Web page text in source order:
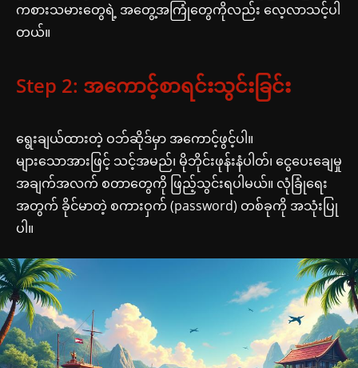
ကစားသမားတွေရဲ့ အတွေ့အကြုံတွေကိုလည်း လေ့လာသင့်ပါ
တယ်။
Step 2: အကောင့်စာရင်းသွင်းခြင်း
ရွေးချယ်ထားတဲ့ ဝဘ်ဆိုဒ်မှာ အကောင့်ဖွင့်ပါ။
များသောအားဖြင့် သင့်အမည်၊ မိုဘိုင်းဖုန်းနံပါတ်၊ ငွေပေးချေမှု
အချက်အလက် စတာတွေကို ဖြည့်သွင်းရပါမယ်။ လုံခြုံရေး
အတွက် ခိုင်မာတဲ့ စကားဝှက် (password) တစ်ခုကို အသုံးပြု
ပါ။